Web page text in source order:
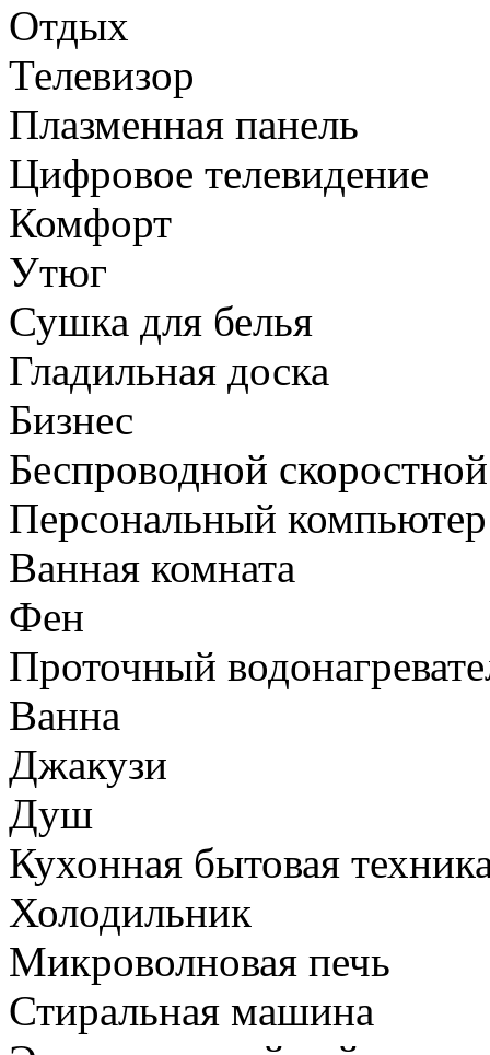
Отдых
Телевизор
Плазменная панель
Цифровое телевидение
Комфорт
Утюг
Сушка для белья
Гладильная доска
Бизнес
Беспроводной
Персональный компьютер
Ванная комната
Фен
Проточный
Ванна
Джакузи
Душ
Кухонная бытовая
Холодильник
Микроволновая печь
Стиральная машина